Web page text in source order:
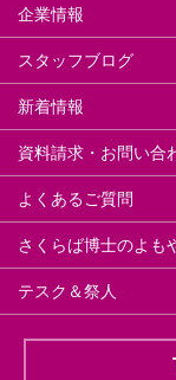
企業情報
スタッフブログ
新着情報
資料請求・お問い合
よくあるご質問
さくらば博士のよも
テスク＆祭人